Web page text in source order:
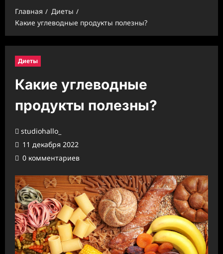
Главная
Диеты
Какие углеводные продукты полезны?
Диеты
Какие углеводные
продукты полезны?
studiohallo_
11 декабря 2022
0 комментариев